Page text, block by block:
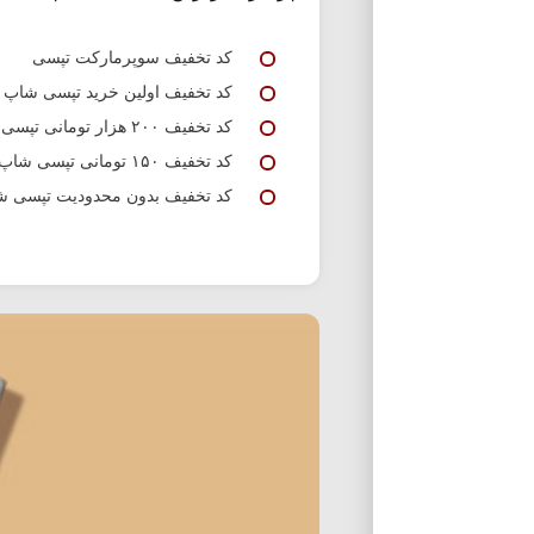
کد تخفیف سوپرمارکت تپسی
کد تخفیف اولین خرید تپسی شاپ
کد تخفیف ۲۰۰ هزار تومانی تپسی شاپ
کد تخفیف ۱۵۰ تومانی تپسی شاپ
کد تخفیف بدون محدودیت تپسی